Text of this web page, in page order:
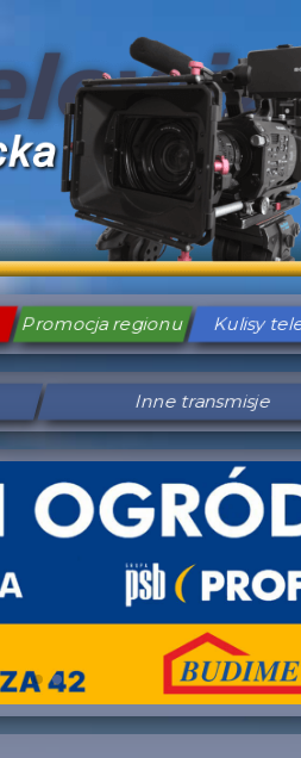
Promocja regionu Kulisy
Inne transmisje